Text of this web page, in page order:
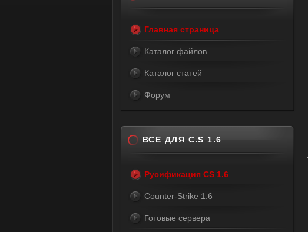
Главная страница
Каталог файлов
Каталог статей
Форум
ВСЕ ДЛЯ C.S 1.6
Русификация CS 1.6
Counter-Strike 1.6
Готовые сервера